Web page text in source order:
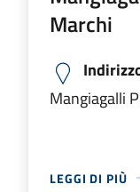
Marchi
Mangiagalli
LEGGI DI PIÙ